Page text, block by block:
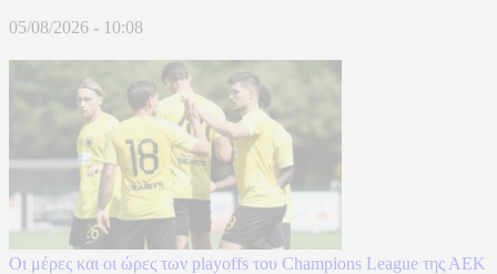
05/08/2026 - 10:08
Οι μέρες και οι ώρες των playoffs του Champions League της ΑΕΚ